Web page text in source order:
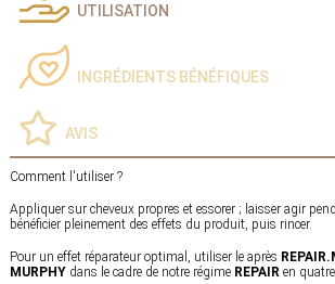
UTILISATION
INGRÉDIENTS BÉNÉFIQUES
AVIS
Comment l'utiliser ?
Appliquer sur cheveux propres et essorer ; laisser agir
bénéficier pleinement des effets du produit, puis rincer.
Pour un effet réparateur optimal, utiliser le après
MURPHY dans le cadre de notre régime REPAIR en quatre